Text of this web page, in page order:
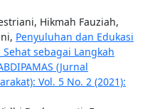
Hikmah Fauziah,
Penyuluhan dan Edukasi
sebagai Langkah
(Jurnal
Vol. 5 No. 2 (2021):